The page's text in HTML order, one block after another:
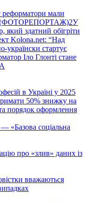
мали
(ФОТОРЕПОРТАЖ)2У
здатний обігріти
Kolona.net: “Над
стартує
Іло Глонті стане
в Україні у 2025
50% знижку на
порядок оформлення
«Базова соціальна
про «злив» даних із
вважаються